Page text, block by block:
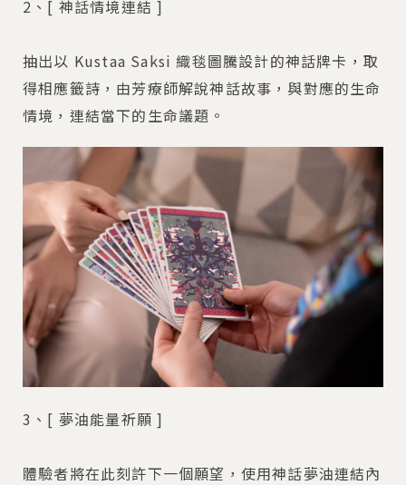
2、[ 神話情境連結 ]
抽出以 Kustaa Saksi 織毯圖騰設計的神話牌卡，取
得相應籤詩，由芳療師解說神話故事，與對應的生命
情境，連結當下的生命議題。
3、[ 夢油能量祈願 ]
體驗者將在此刻許下一個願望，使用神話夢油連結內